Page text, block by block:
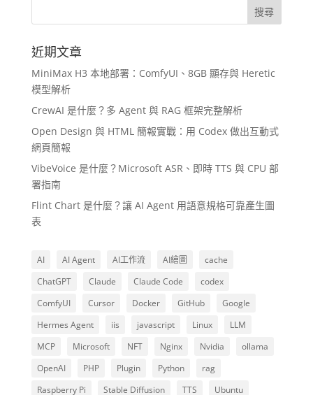
近期文章
MiniMax H3 本地部署：ComfyUI、8GB 顯存與 Heretic
模型解析
CrewAI 是什麼？多 Agent 與 RAG 框架完整解析
Open Design 與 HTML 簡報實戰：用 Codex 做出互動式
網頁簡報
VibeVoice 是什麼？Microsoft ASR、即時 TTS 與 CPU 部
署指南
Flint Chart 是什麼？讓 AI Agent 用語意規格可靠產生圖
表
AI AI Agent AI工作流 AI繪圖
cache
ChatGPT
Claude Claude Code
codex
ComfyUI
Cursor Docker GitHub
Google
Hermes Agent
iis javascript Linux
LLM
MCP
Microsoft NFT Nginx Nvidia
ollama
OpenAI
PHP Plugin Python
rag
Raspberry Pi
Stable Diffusion TTS Ubuntu